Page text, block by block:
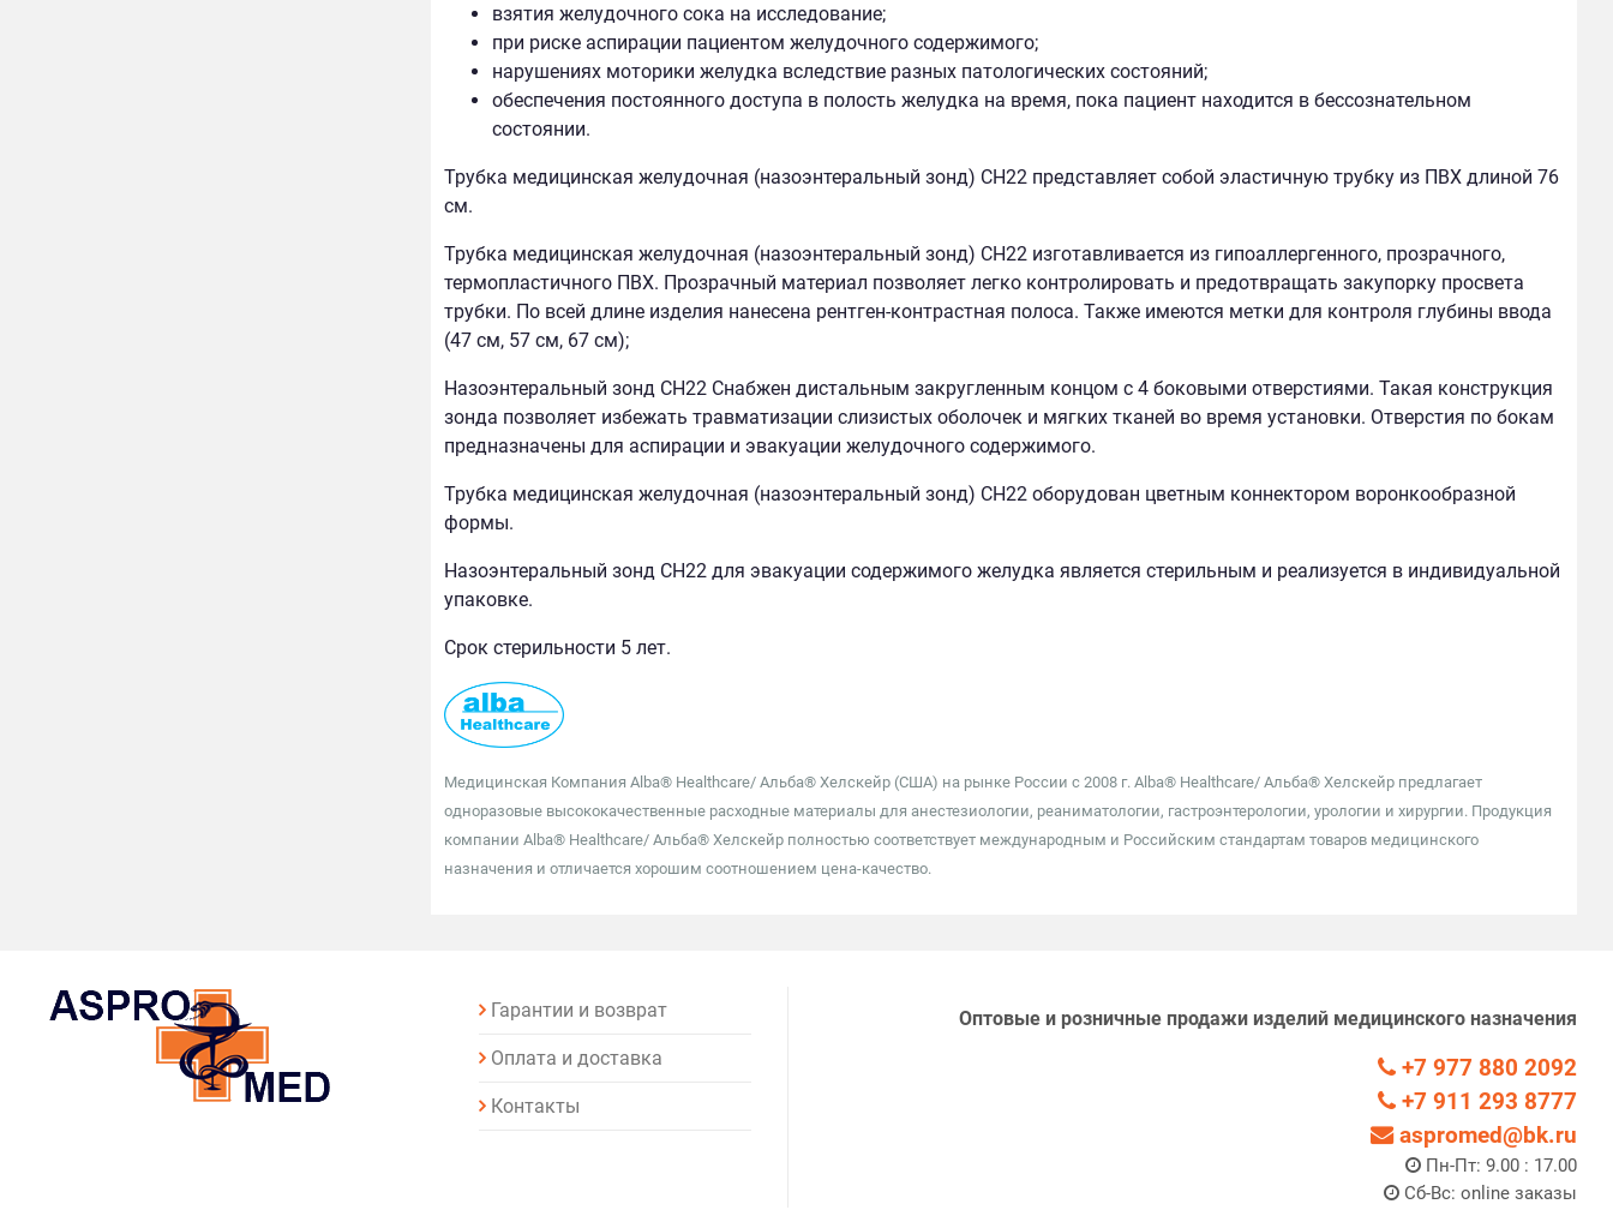
взятия желудочного сока на исследование;
при риске аспирации пациентом желудочного содержимого;
нарушениях моторики желудка вследствие разных патологических состояний;
обеспечения постоянного доступа в полость желудка на время, пока пациент находится в бессознательном
состоянии.
Трубка медицинская желудочная (назоэнтеральный зонд) СН22 представляет собой эластичную трубку из ПВХ длиной 76
см.
Трубка медицинская желудочная (назоэнтеральный зонд) СН22 изготавливается из гипоаллергенного, прозрачного,
термопластичного ПВХ. Прозрачный материал позволяет легко контролировать и предотвращать закупорку просвета
трубки. По всей длине изделия нанесена рентген-контрастная полоса. Также имеются метки для контроля глубины ввода
(47 см, 57 см, 67 см);
Назоэнтеральный зонд СН22 Снабжен дистальным закругленным концом с 4 боковыми отверстиями. Такая конструкция
зонда позволяет избежать травматизации слизистых оболочек и мягких тканей во время установки. Отверстия по бокам
предназначены для аспирации и эвакуации желудочного содержимого.
Трубка медицинская желудочная (назоэнтеральный зонд) СН22 оборудован цветным коннектором воронкообразной
формы.
Назоэнтеральный зонд СН22 для эвакуации содержимого желудка является стерильным и реализуется в индивидуальной
упаковке.
Срок стерильности 5 лет.
Медицинская Компания Alba® Healthcare/ Альба® Хелскейр (США) на рынке России с 2008 г. Alba® Healthcare/ Альба® Хелскейр предлагает
одноразовые высококачественные расходные материалы для анестезиологии, реаниматологии, гастроэнтерологии, урологии и хирургии. Продукция
компании Alba® Healthcare/ Альба® Хелскейр полностью соответствует международным и Российским стандартам товаров медицинского
назначения и отличается хорошим соотношением цена-качество.
Гарантии и возврат
Оплата и доставка
Контакты
Оптовые и розничные продажи изделий медицинского назначения
+7 977 880 2092
+7 911 293 8777
aspromed@bk.ru
Пн-Пт: 9.00 : 17.00
Сб-Вс: online заказы